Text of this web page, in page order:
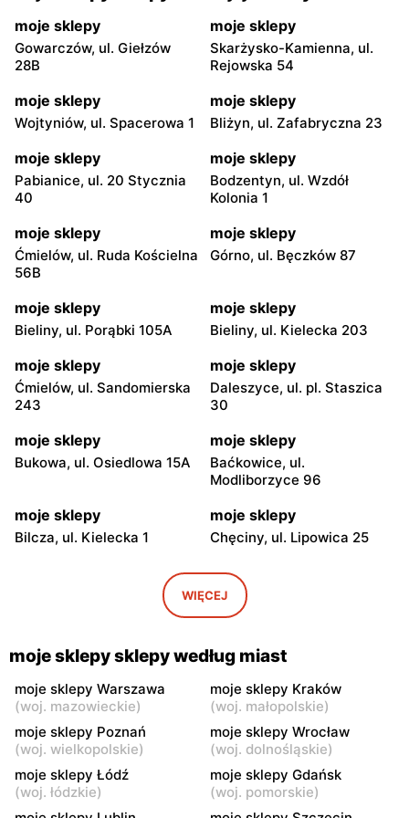
moje sklepy
Gowarczów, ul. Giełzów
28B
moje sklepy
Skarżysko-Kamienna, ul.
Rejowska 54
moje sklepy
Wojtyniów, ul. Spacerowa 1
moje sklepy
Bliżyn, ul. Zafabryczna 23
moje sklepy
Pabianice, ul. 20 Stycznia
40
moje sklepy
Bodzentyn, ul. Wzdół
Kolonia 1
moje sklepy
Ćmielów, ul. Ruda Kościelna
56B
moje sklepy
Górno, ul. Bęczków 87
moje sklepy
Bieliny, ul. Porąbki 105A
moje sklepy
Bieliny, ul. Kielecka 203
moje sklepy
Ćmielów, ul. Sandomierska
243
moje sklepy
Daleszyce, ul. pl. Staszica
30
moje sklepy
Bukowa, ul. Osiedlowa 15A
moje sklepy
Baćkowice, ul.
Modliborzyce 96
moje sklepy
Bilcza, ul. Kielecka 1
moje sklepy
Chęciny, ul. Lipowica 25
Iwaniska, ul. Ujazdowska 5
moje sklepy
Bogoria, ul. Rynek 30
Gorzyce, ul. Szkolna 44 Grębów, ul. Wydrza 180
moje sklepy
Jadachy, ul. Jadachy 111
moje sklepy
Jeżowe, ul. Zalesie 77
moje sklepy
Kazimierza Wielka, ul.
Kolejowa 15
moje sklepy
Kamień, ul. Błonie 23
WIĘCEJ
moje sklepy sklepy według miast
moje sklepy Warszawa
(woj. mazowieckie)
moje sklepy Kraków
(woj. małopolskie)
moje sklepy Poznań
(woj. wielkopolskie)
moje sklepy Wrocław
(woj. dolnośląskie)
moje sklepy Łódź
(woj. łódzkie)
moje sklepy Gdańsk
(woj. pomorskie)